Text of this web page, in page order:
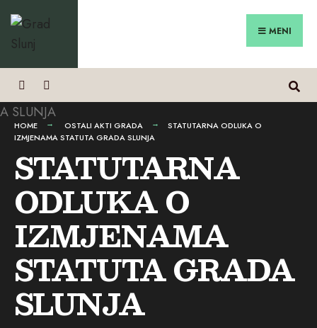
Preskoči
na
sadržaj
MENI
HOME OSTALI AKTI GRADA
STATUTARNA ODLUKA O
IZMJENAMA STATUTA GRADA SLUNJA
STATUTARNA
ODLUKA O
IZMJENAMA
STATUTA GRADA
SLUNJA
for: